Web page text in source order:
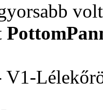
V1-